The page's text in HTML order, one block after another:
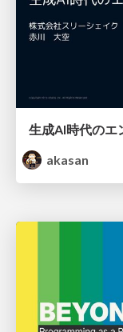
生成AI時代のエ
akasan